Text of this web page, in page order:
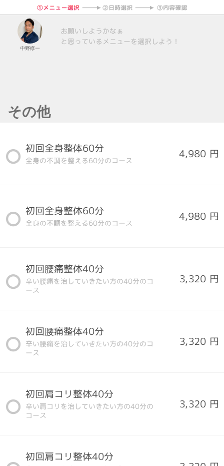
中野修一
お願いしようかなぁ
と思っているメニューを選択しよう！
その他
初回全身整体60分
全身の不調を整える60分のコース
4,980 円
初回全身整体60分
全身の不調を整える60分のコース
4,980 円
初回腰痛整体40分
辛い腰痛を治していきたい方の40分のコ
ース
3,320 円
初回腰痛整体40分
辛い腰痛を治していきたい方の40分のコ
ース
3,320 円
初回肩コリ整体40分
辛い肩コリを治していきたい方の40分の
コース
3,320 円
初回肩コリ整体40分